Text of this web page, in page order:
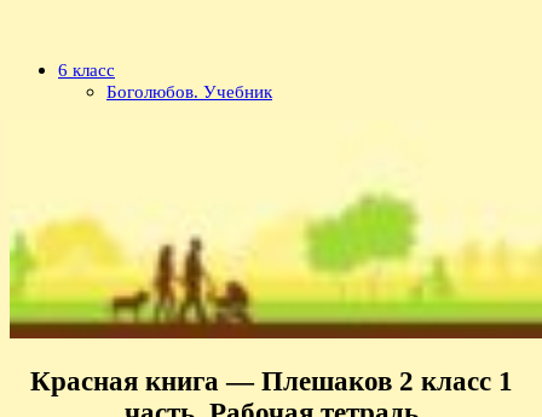
6 класс
Боголюбов. Учебник
Красная книга — Плешаков 2 класс 1